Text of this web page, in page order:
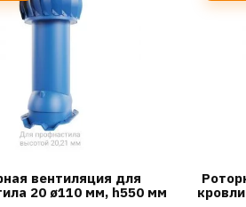
вентиляция для
20 ø110 мм, h550 мм